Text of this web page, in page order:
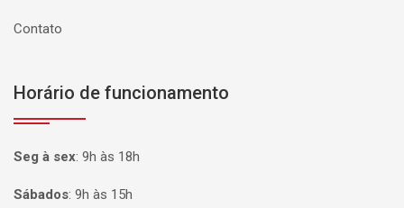
Contato
Horário de funcionamento
Seg à sex: 9h às 18h
Sábados: 9h às 15h